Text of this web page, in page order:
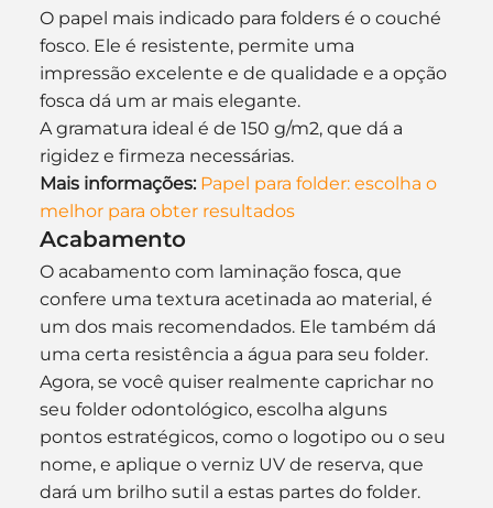
O papel mais indicado para folders é o couché
fosco. Ele é resistente, permite uma
impressão excelente e de qualidade e a opção
fosca dá um ar mais elegante.
A gramatura ideal é de 150 g/m2, que dá a
rigidez e firmeza necessárias.
Mais informações: Papel para folder: escolha o
melhor para obter resultados
Acabamento
O acabamento com laminação fosca, que
confere uma textura acetinada ao material, é
um dos mais recomendados. Ele também dá
uma certa resistência a água para seu folder.
Agora, se você quiser realmente caprichar no
seu folder odontológico, escolha alguns
pontos estratégicos, como o logotipo ou o seu
nome, e aplique o verniz UV de reserva, que
dará um brilho sutil a estas partes do folder.